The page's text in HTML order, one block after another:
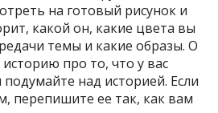
на готовый рисунок и
какой он, какие цвета вы
темы и какие образы. О
про то, что у вас
над историей. Если
перепишите ее так, как вам